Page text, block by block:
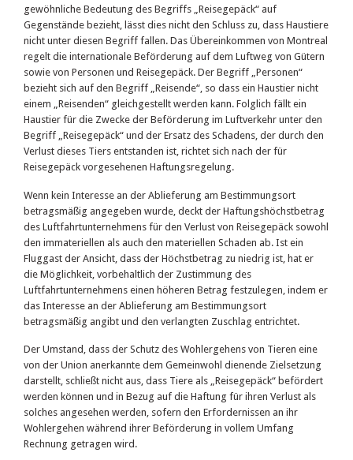
gewöhnliche Bedeutung des Begriffs „Reisegepäck“ auf
Gegenstände bezieht, lässt dies nicht den Schluss zu, dass Haustiere
nicht unter diesen Begriff fallen. Das Übereinkommen von Montreal
regelt die internationale Beförderung auf dem Luftweg von Gütern
sowie von Personen und Reisegepäck. Der Begriff „Personen“
bezieht sich auf den Begriff „Reisende“, so dass ein Haustier nicht
einem „Reisenden“ gleichgestellt werden kann. Folglich fällt ein
Haustier für die Zwecke der Beförderung im Luftverkehr unter den
Begriff „Reisegepäck“ und der Ersatz des Schadens, der durch den
Verlust dieses Tiers entstanden ist, richtet sich nach der für
Reisegepäck vorgesehenen Haftungsregelung.
Wenn kein Interesse an der Ablieferung am Bestimmungsort
betragsmäßig angegeben wurde, deckt der Haftungshöchstbetrag
des Luftfahrtunternehmens für den Verlust von Reisegepäck sowohl
den immateriellen als auch den materiellen Schaden ab. Ist ein
Fluggast der Ansicht, dass der Höchstbetrag zu niedrig ist, hat er
die Möglichkeit, vorbehaltlich der Zustimmung des
Luftfahrtunternehmens einen höheren Betrag festzulegen, indem er
das Interesse an der Ablieferung am Bestimmungsort
betragsmäßig angibt und den verlangten Zuschlag entrichtet.
Der Umstand, dass der Schutz des Wohlergehens von Tieren eine
von der Union anerkannte dem Gemeinwohl dienende Zielsetzung
darstellt, schließt nicht aus, dass Tiere als „Reisegepäck“ befördert
werden können und in Bezug auf die Haftung für ihren Verlust als
solches angesehen werden, sofern den Erfordernissen an ihr
Wohlergehen während ihrer Beförderung in vollem Umfang
Rechnung getragen wird.